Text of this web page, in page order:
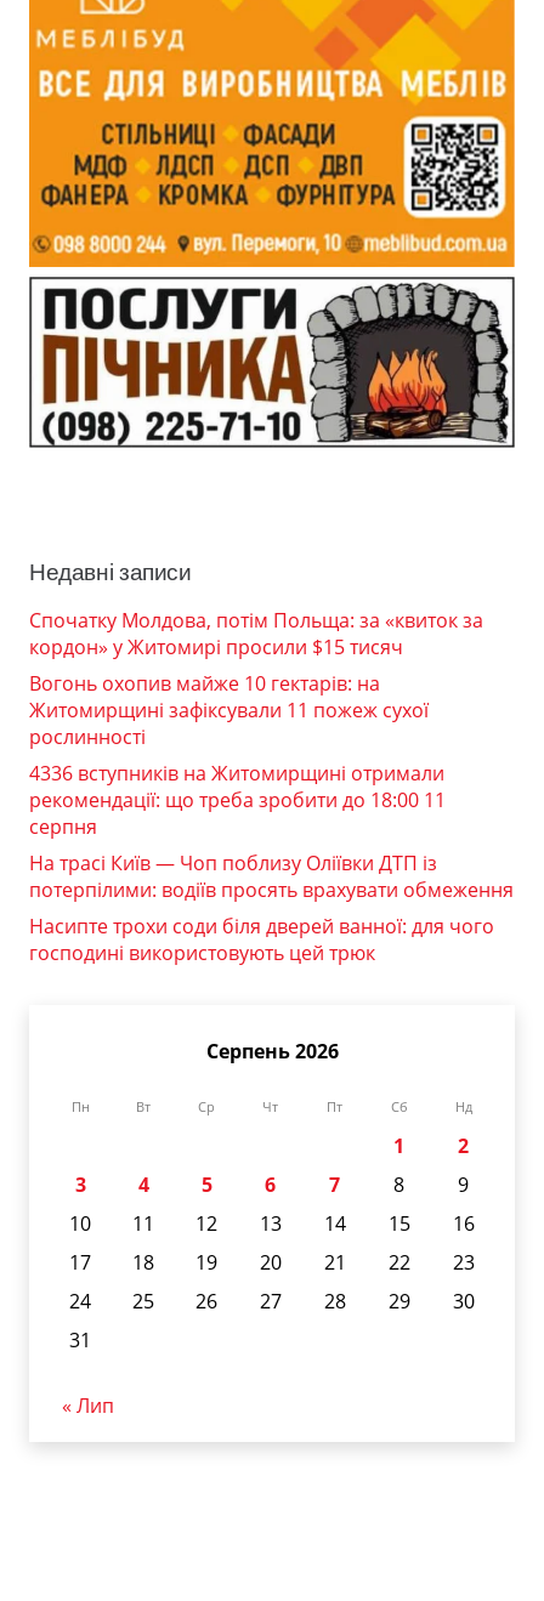
Недавні записи
Спочатку Молдова, потім Польща: за «квиток за
кордон» у Житомирі просили $15 тисяч
Вогонь охопив майже 10 гектарів: на
Житомирщині зафіксували 11 пожеж сухої
рослинності
4336 вступників на Житомирщині отримали
рекомендації: що треба зробити до 18:00 11
серпня
На трасі Київ — Чоп поблизу Оліївки ДТП із
потерпілими: водіїв просять врахувати обмеження
Насипте трохи соди біля дверей ванної: для чого
господині використовують цей трюк
Серпень 2026
Пн Вт Ср Чт Пт Сб Нд
1
2
3
4 5 6 7 8
9
10
11 12 13 14 15
16
17
18 19 20 21 22
23
24
25 26 27 28 29
30
31
« Лип